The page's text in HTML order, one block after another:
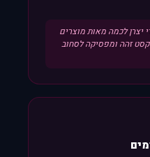
יצרן לכמה מאות מוצרים
זהה ומפסיקה לסחוב